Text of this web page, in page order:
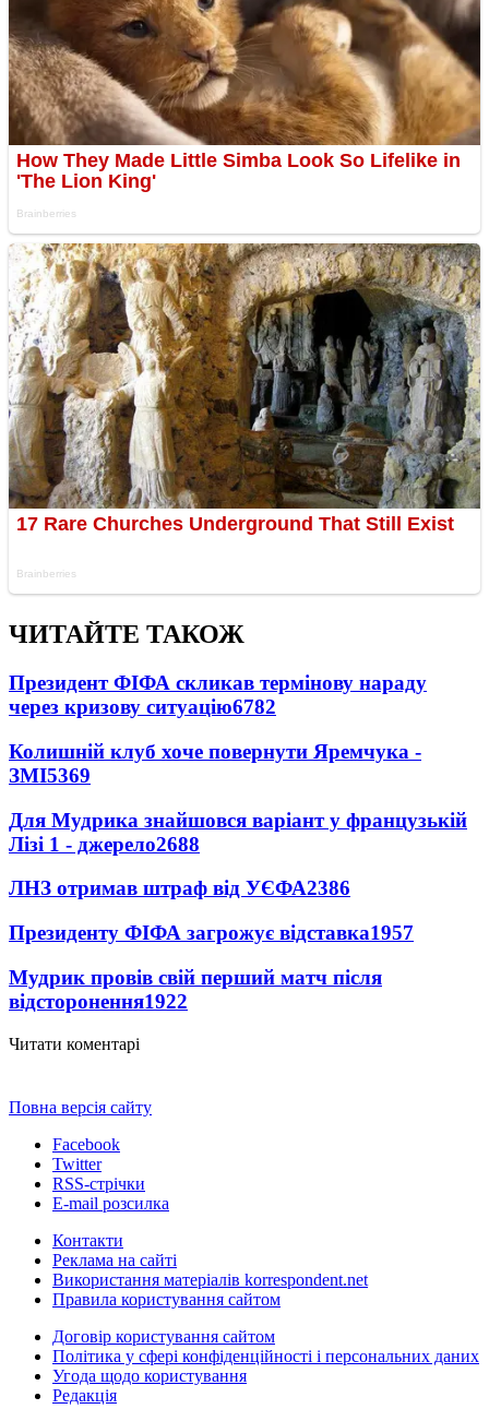
ЧИТАЙТЕ ТАКОЖ
Президент ФІФА скликав термінову нараду
через кризову ситуацію6782
Колишній клуб хоче повернути Яремчука -
ЗМІ5369
Для Мудрика знайшовся варіант у французькій
Лізі 1 - джерело2688
ЛНЗ отримав штраф від УЄФА2386
Президенту ФІФА загрожує відставка1957
Мудрик провів свій перший матч після
відсторонення1922
Читати коментарі
Повна версія сайту
Facebook
Twitter
RSS-стрічки
E-mail розсилка
Контакти
Реклама на сайті
Використання матеріалів korrespondent.net
Правила користування сайтом
Договір користування сайтом
Політика у сфері конфіденційності і персональних даних
Угода щодо користування
Редакція